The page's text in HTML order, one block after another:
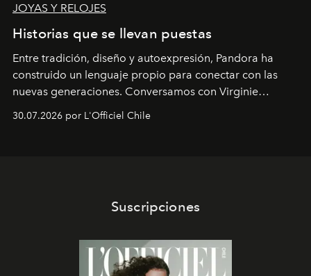
JOYAS Y RELOJES
Historias que se llevan puestas
Entre tradición, diseño y autoexpresión, Pandora ha
construido un lenguaje propio para conectar con las
nuevas generaciones. Conversamos con Virginie
Dubray, la responsable de marketing para
Latinoamérica, sobre identidad, cultura y el valor
30.07.2026 por L'Officiel Chile
Suscripciones